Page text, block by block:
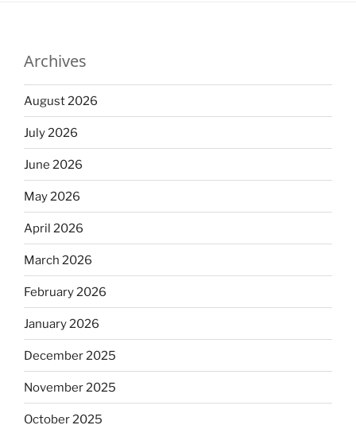
Archives
August 2026
July 2026
June 2026
May 2026
April 2026
March 2026
February 2026
January 2026
December 2025
November 2025
October 2025